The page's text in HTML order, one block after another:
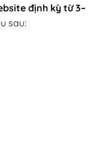
định kỳ từ 3–
sau: